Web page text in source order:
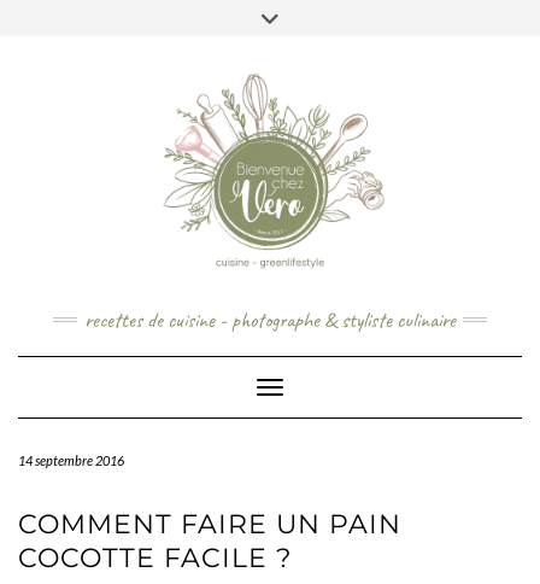
recettes de cuisine - photographe & styliste culinaire
Toggle Navigation
14 septembre 2016
COMMENT FAIRE UN PAIN
COCOTTE FACILE ?